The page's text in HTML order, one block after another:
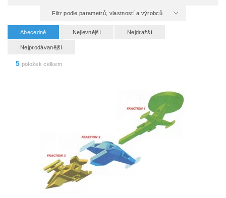
Filtr podle parametrů, vlastností a výrobců
Abecedně Nejlevnější Nejdražší
Nejprodávanější
5 položek celkem